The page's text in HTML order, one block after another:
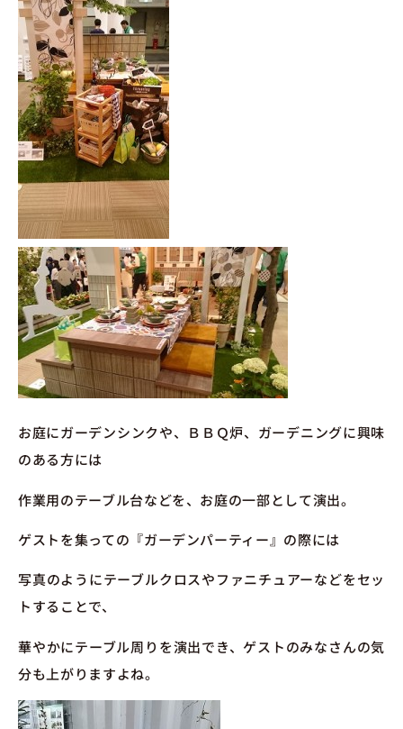
お庭にガーデンシンクや、ＢＢＱ炉、ガーデニングに興味
のある方には
作業用のテーブル台などを、お庭の一部として演出。
ゲストを集っての『ガーデンパーティー』の際には
写真のようにテーブルクロスやファニチュアーなどをセッ
トすることで、
華やかにテーブル周りを演出でき、ゲストのみなさんの気
分も上がりますよね。